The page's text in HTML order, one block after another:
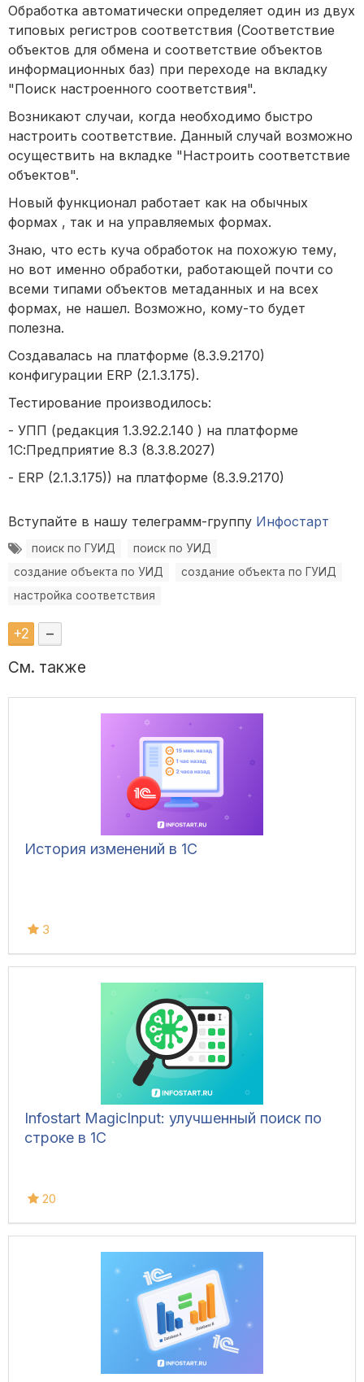
Обработка автоматически определяет один из двух
типовых регистров соответствия (Соответствие
объектов для обмена и соответствие объектов
информационных баз) при переходе на вкладку
"Поиск настроенного соответствия".
Возникают случаи, когда необходимо быстро
настроить соответствие. Данный случай возможно
осуществить на вкладке "Настроить соответствие
объектов".
Новый функционал работает как на обычных
формах , так и на управляемых формах.
Знаю, что есть куча обработок на похожую тему,
но вот именно обработки, работающей почти со
всеми типами объектов метаданных и на всех
формах, не нашел. Возможно, кому-то будет
полезна.
Создавалась на платформе (8.3.9.2170)
конфигурации ERP (2.1.3.175).
Тестирование производилось:
- УПП (редакция 1.3.92.2.140 ) на платформе
1С:Предприятие 8.3 (8.3.8.2027)
- ERP (2.1.3.175)) на платформе (8.3.9.2170)
Вступайте в нашу телеграмм-группу Инфостарт
поиск по ГУИД
поиск по УИД
создание объекта по УИД
создание объекта по ГУИД
настройка соответствия
+2 –
См. также
История изменений в 1С
3
Infostart MagicInput: улучшенный поиск по
строке в 1С
20